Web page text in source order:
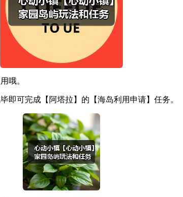
哦。
即可完成【阿塔拉】的【海岛利用申请】任务。